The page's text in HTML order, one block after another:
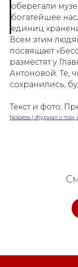
оберегали
богатейшее
единиц
Всем этим
посвящает
разместят у
Антоновой. Те,
сохранились,
Текст и фото:
Nobless | Журнал о том,